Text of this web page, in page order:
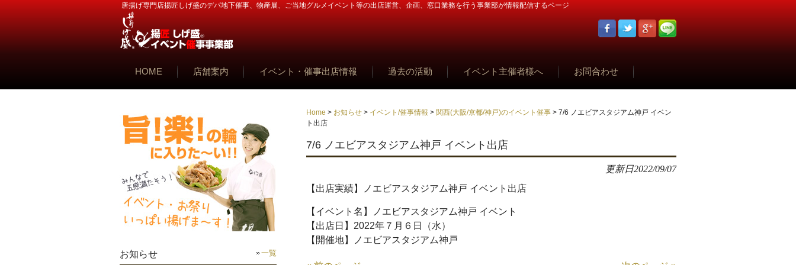
唐揚げ専門店揚匠しげ盛のデパ地下催事、物産展、ご当地グルメイベント等の出店運営、企画、窓口業務を行う事業部が情報配信するページ
HOME 店舗案内 イベント・催事出店情報 過去の活動 イベント主催者様へ お問合わせ
Home > お知らせ > イベント/催事情報 > 関西(大阪/京都/神戸)のイベント催事 > 7/6 ノエビアスタジアム神戸 イベン
ト出店
7/6 ノエビアスタジアム神戸 イベント出店
更新日2022/09/07
【出店実績】ノエビアスタジアム神戸 イベント出店
【イベント名】ノエビアスタジアム神戸 イベント
【出店日】2022年７月６日（水）
【開催地】ノエビアスタジアム神戸
お知らせ 一覧